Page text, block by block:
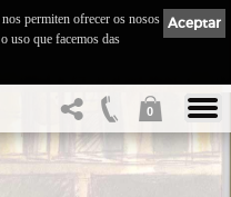
0
Aceptar
permiten ofrecer os nosos
uso que facemos das